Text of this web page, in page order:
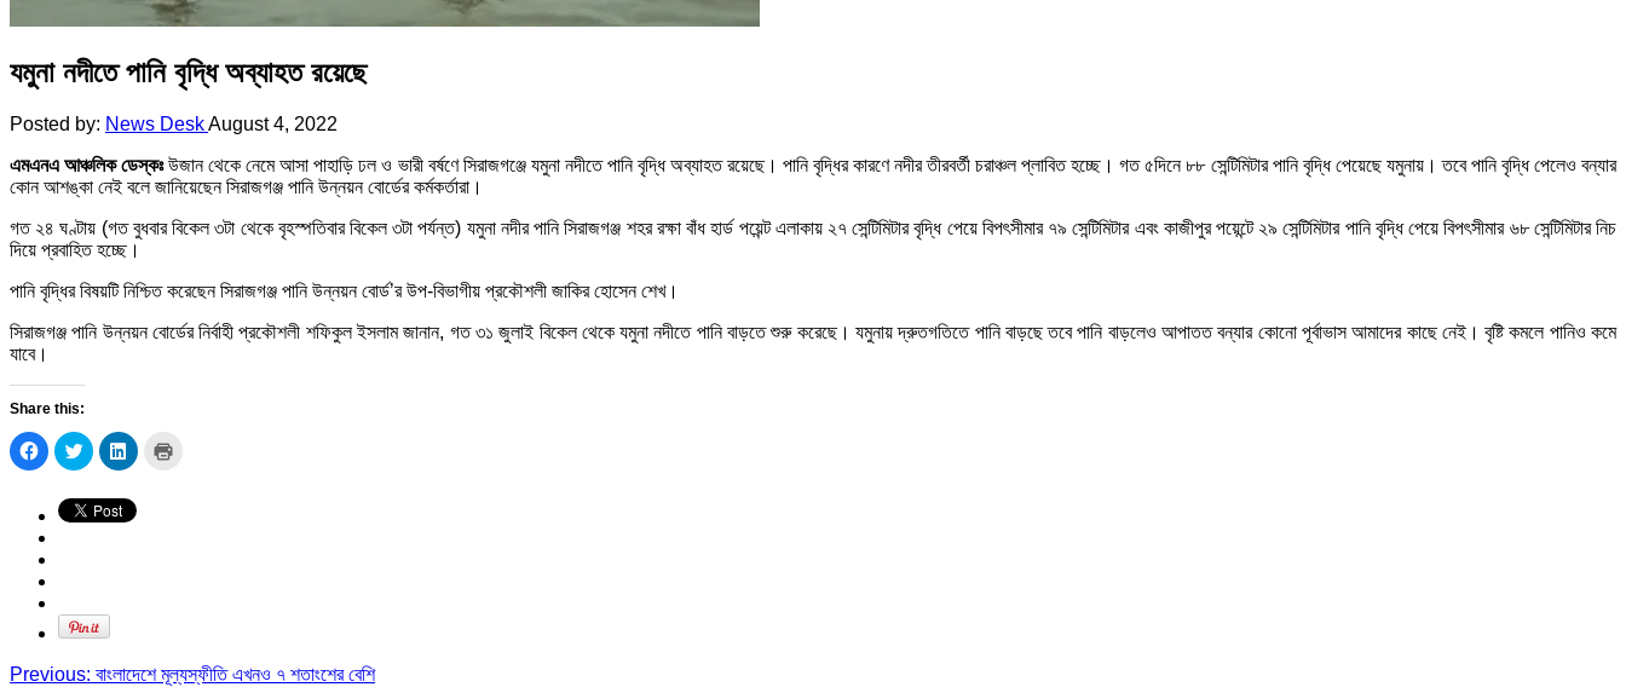
যমুনা নদীতে পানি বৃদ্ধি অব্যাহত রয়েছে
Posted by: News DeskAugust 4, 2022
এমএনএ আঞ্চলিক ডেস্কঃউজান থেকে নেমে আসা পাহাড়ি ঢল ও ভারী বর্ষণে সিরাজগঞ্জে যমুনা নদীতে পানি বৃদ্ধি অব্যাহত রয়েছে। পানি বৃদ্ধির কারণে নদীর তীরবর্তী চরাঞ্চল প্লাবিত হচ্ছে। গত ৫দিনে ৮৮ সেন্টিমিটার পানি বৃদ্ধি পেয়েছে যমুনায়। তবে পানি বৃদ্ধি পেলেও বন্যার
কোন আশঙ্কা নেই বলে জানিয়েছেন সিরাজগঞ্জ পানি উন্নয়ন বোর্ডের কর্মকর্তারা।
গত ২৪ ঘণ্টায় (গত বুধবার বিকেল ৩টা থেকে বৃহস্পতিবার বিকেল ৩টা পর্যন্ত) যমুনা নদীর পানি সিরাজগঞ্জ শহর রক্ষা বাঁধ হার্ড পয়েন্ট এলাকায় ২৭ সেন্টিমিটার বৃদ্ধি পেয়ে বিপৎসীমার ৭৯ সেন্টিমিটার এবং কাজীপুর পয়েন্টে ২৯ সেন্টিমিটার পানি বৃদ্ধি পেয়ে বিপৎসীমার ৬৮ সেন্টিমিটার নিচ
দিয়ে প্রবাহিত হচ্ছে।
পানি বৃদ্ধির বিষয়টি নিশ্চিত করেছেন সিরাজগঞ্জ পানি উন্নয়ন বোর্ড’র উপ-বিভাগীয় প্রকৌশলী জাকির হোসেন শেখ।
সিরাজগঞ্জ পানি উন্নয়ন বোর্ডের নির্বাহী প্রকৌশলী শফিকুল ইসলাম জানান, গত ৩১ জুলাই বিকেল থেকে যমুনা নদীতে পানি বাড়তে শুরু করেছে। যমুনায় দ্রুতগতিতে পানি বাড়ছে তবে পানি বাড়লেও আপাতত বন্যার কোনো পূর্বাভাস আমাদের কাছে নেই। বৃষ্টি কমলে পানিও কমে
যাবে।
Share this:
Click
to
share
Facebook
(Opens
in
new
window)
Click
to
share
Twitter
(Opens
Click
to
LinkedIn
(Opens
Previous: বাংলাদেশে মূল্যস্ফীতি এখনও ৭ শতাংশের বেশি